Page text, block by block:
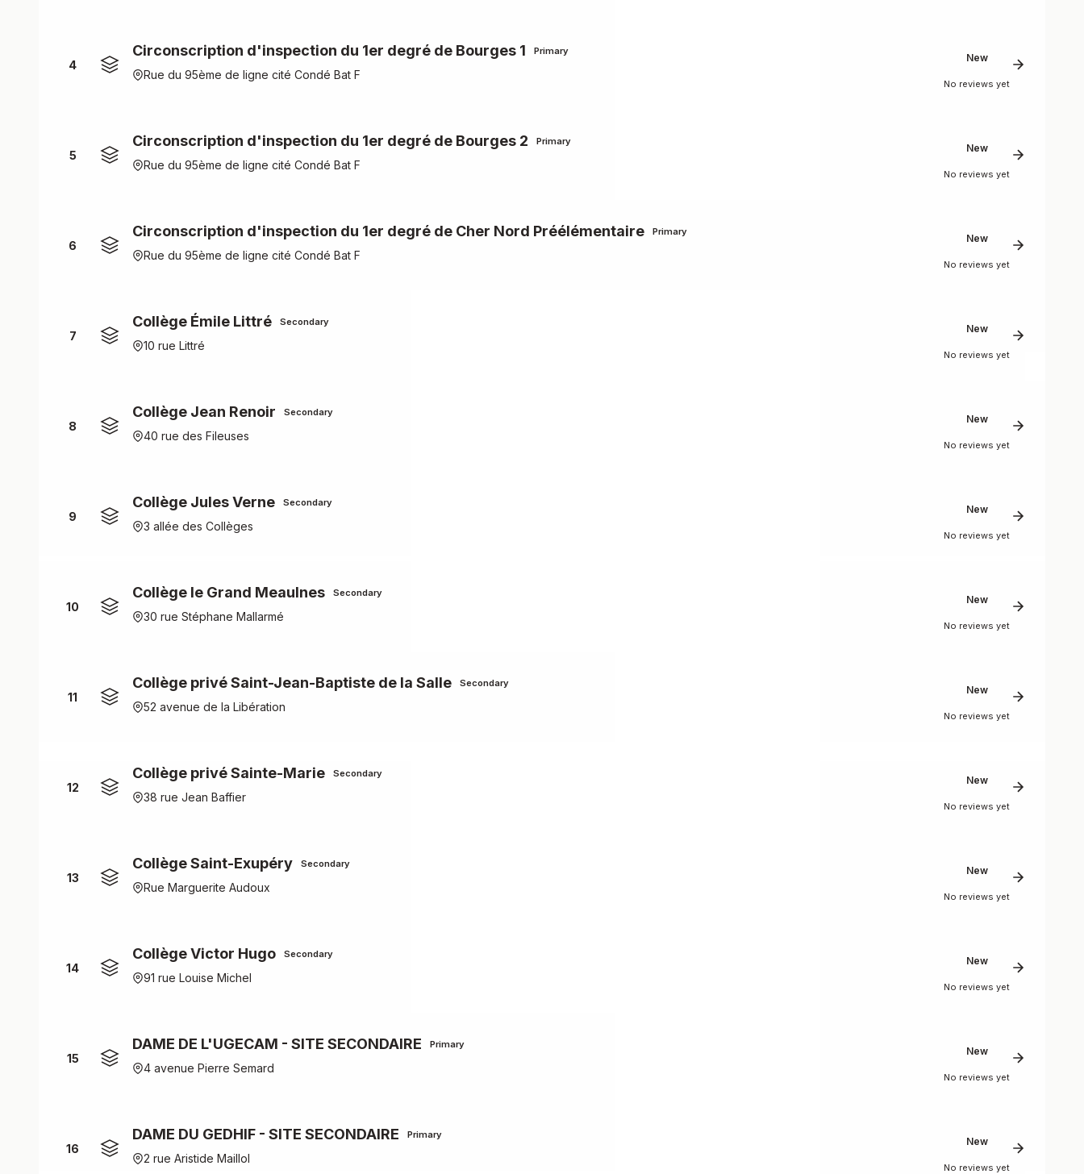
4
Circonscription d'inspection du 1er degré de Bourges 1 Primary
Rue du 95ème de ligne cité Condé Bat F
New
No reviews yet
5
Circonscription d'inspection du 1er degré de Bourges 2 Primary
Rue du 95ème de ligne cité Condé Bat F
New
No reviews yet
6
Circonscription d'inspection du 1er degré de Cher Nord Préélémentaire Primary
Rue du 95ème de ligne cité Condé Bat F
New
No reviews yet
7
Collège Émile Littré Secondary
10 rue Littré
New
No reviews yet
8
Collège Jean Renoir Secondary
40 rue des Fileuses
New
No reviews yet
9
Collège Jules Verne Secondary
3 allée des Collèges
New
No reviews yet
10
Collège le Grand Meaulnes Secondary
30 rue Stéphane Mallarmé
New
No reviews yet
11
Collège privé Saint-Jean-Baptiste de la Salle Secondary
52 avenue de la Libération
New
No reviews yet
12
Collège privé Sainte-Marie Secondary
38 rue Jean Baffier
New
No reviews yet
13
Collège Saint-Exupéry Secondary
Rue Marguerite Audoux
New
No reviews yet
14
Collège Victor Hugo Secondary
91 rue Louise Michel
New
No reviews yet
15
DAME DE L'UGECAM - SITE SECONDAIRE Primary
4 avenue Pierre Semard
New
No reviews yet
16
DAME DU GEDHIF - SITE SECONDAIRE Primary
2 rue Aristide Maillol
New
No reviews yet